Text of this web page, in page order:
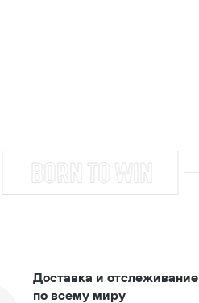
Доставка и отслеживание
по всему миру